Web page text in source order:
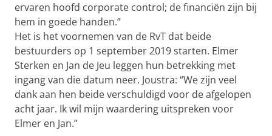
ervaren hoofd corporate control; de financiën zijn bij
hem in goede handen.”
Het is het voornemen van de RvT dat beide
bestuurders op 1 september 2019 starten. Elmer
Sterken en Jan de Jeu leggen hun betrekking met
ingang van die datum neer. Joustra: “We zijn veel
dank aan hen beide verschuldigd voor de afgelopen
acht jaar. Ik wil mijn waardering uitspreken voor
Elmer en Jan.”